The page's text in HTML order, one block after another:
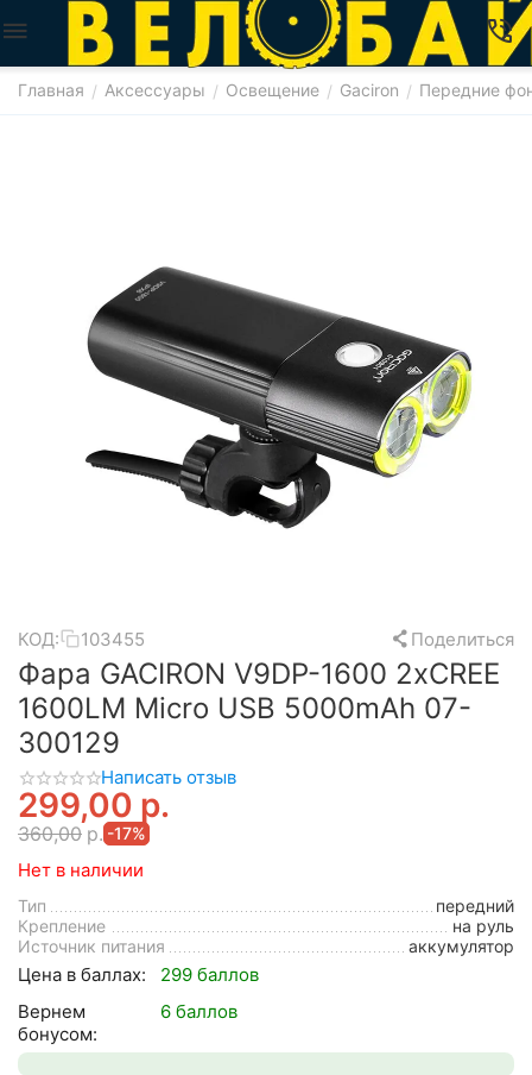
Главная / Аксессуары / Освещение / Gaciron / Передние
КОД: 103455 Поделиться
Фара GACIRON V9DP-1600 2xCREE
1600LM Micro USB 5000mAh 07-
300129
Написать отзыв
299,00 р.
360,00 р. -17%
Нет в наличии
Тип
передний
Крепление
на руль
Источник питания
аккумулятор
Цена в баллах:
299 баллов
Вернем
бонусом:
6 баллов